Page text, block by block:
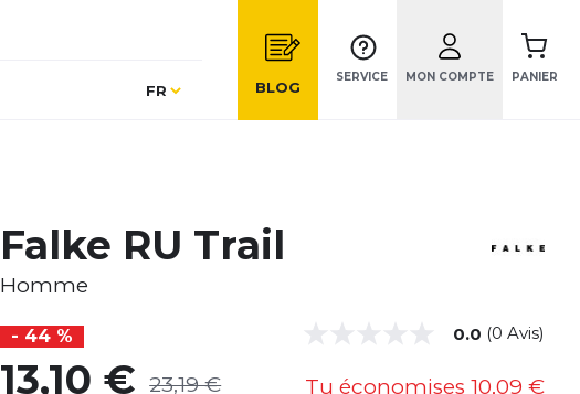
Langue
FR BLOG
SERVICE MON COMPTE PANIER
Falke RU Trail
Homme
- 44 % 0.0 (0 Avis)
13,10 € 23,19 € Tu économises 10,09 €